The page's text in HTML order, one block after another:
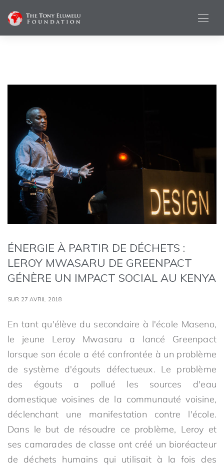
ÉNERGIE À PARTIR DE DÉCHETS :
LEROY MWASARU DE GREENPACT
GÉNÈRE UN IMPACT SOCIAL AU KENYA
SUR 27 AVRIL 2018
En tant qu'élève du secondaire à l'école Maseno,
le jeune Leroy Mwasaru a lancé Greenpact
lorsque son école a été confrontée à un problème
de système d'égouts défectueux. Le problème
des égouts a pollué les sources d'eau
domestique voisines de la communauté voisine,
déclenchant une manifestation contre l'école.
Dans le but de résoudre ce problème, Leroy et
ses camarades de classe ont créé un bioréacteur
de déchets humains qui utilisait à la fois des